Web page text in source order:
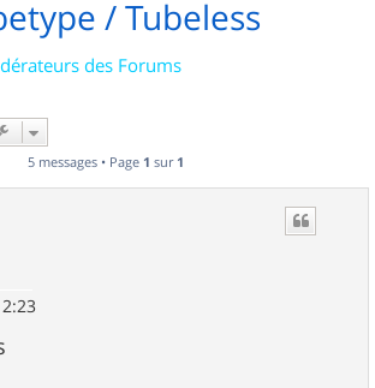
/ Tubeless
des Forums
5 messages • Page 1 sur 1